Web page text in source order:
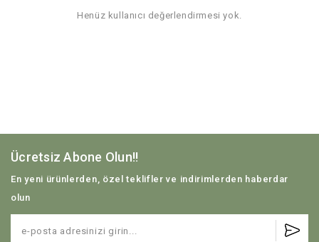
Henüz kullanıcı değerlendirmesi yok.
Ücretsiz Abone Olun!!
En yeni ürünlerden, özel teklifler ve indirimlerden haberdar
olun